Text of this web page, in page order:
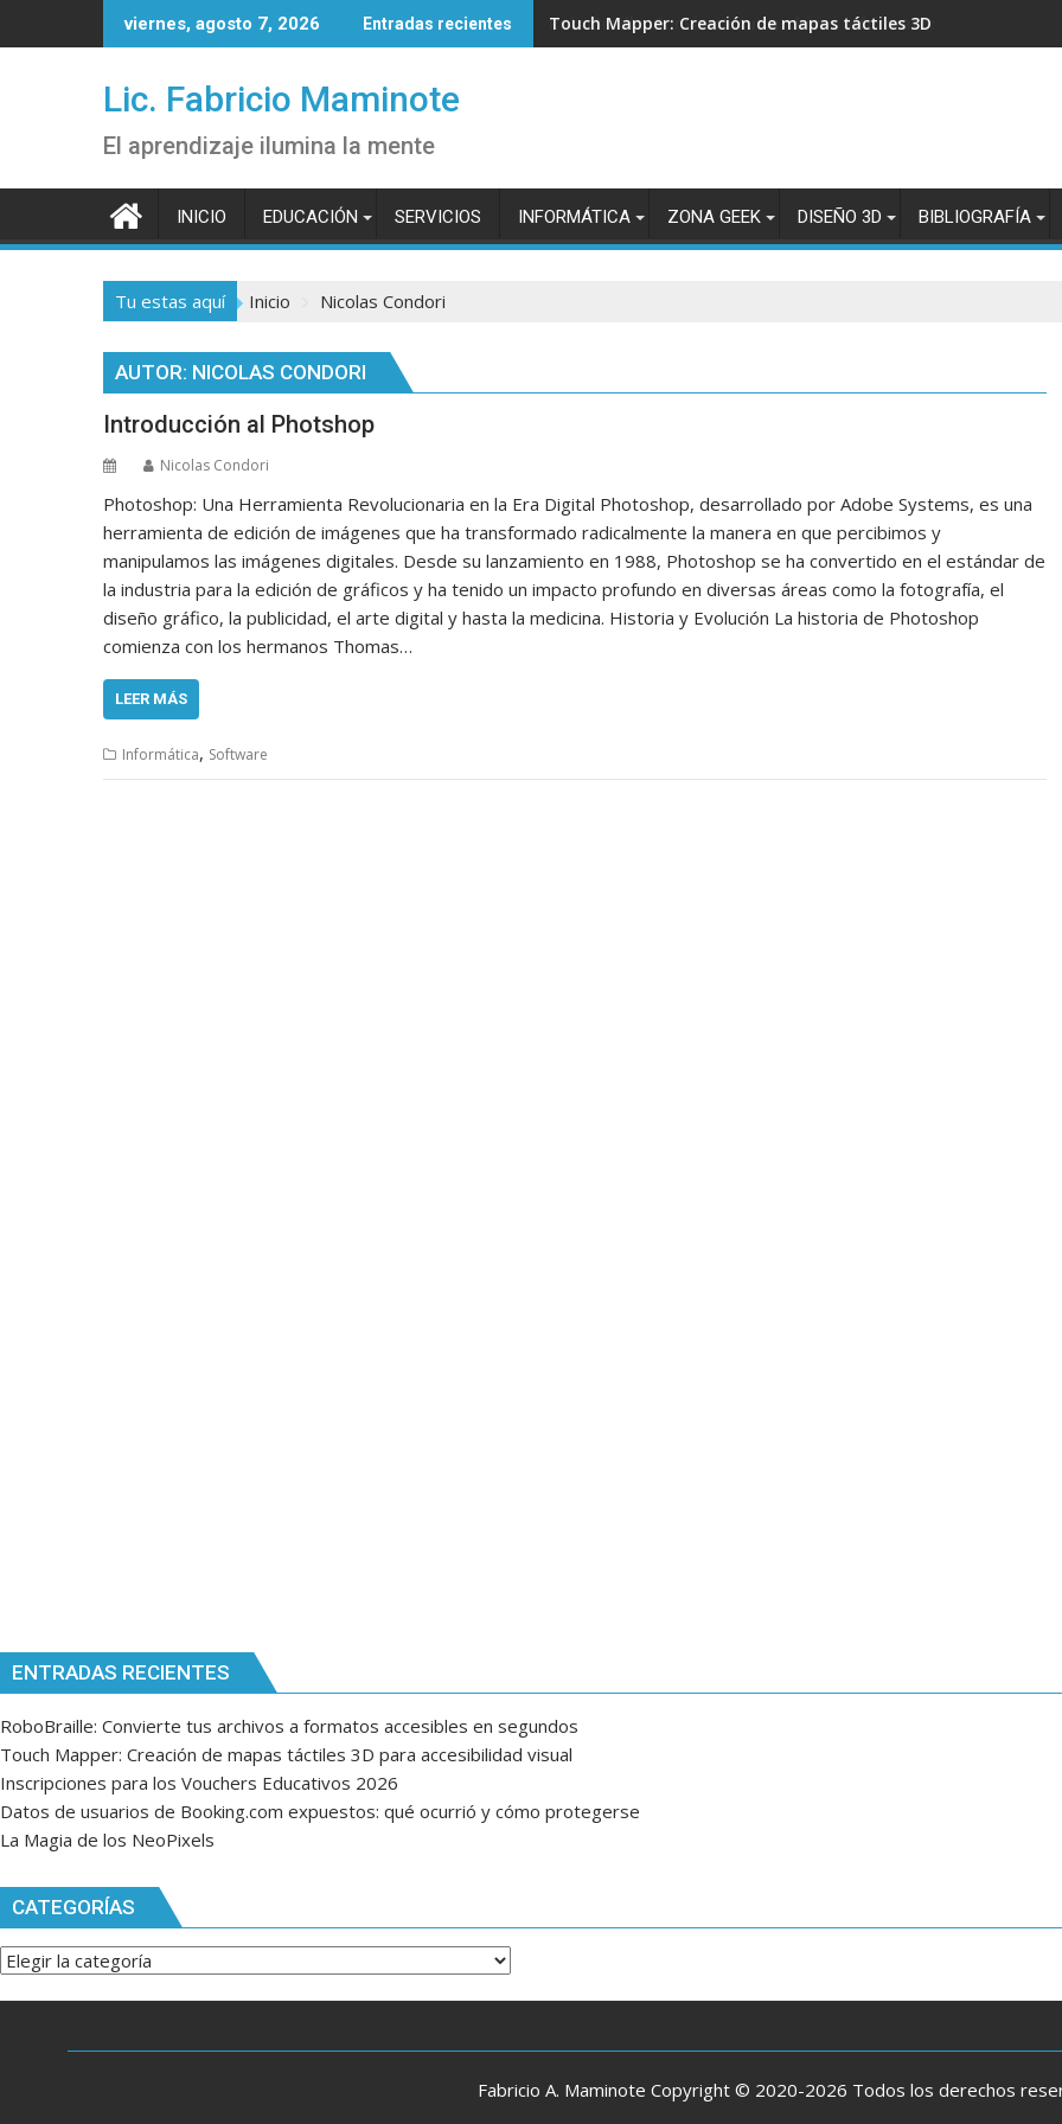
al
viernes, agosto 7, 2026 Entradas recientes Touch Mapper: Creación de mapas táctiles 3D para
Lic. Fabricio Maminote
El aprendizaje ilumina la mente
INICIO EDUCACIÓN SERVICIOS INFORMÁTICA ZONA GEEK DISEÑO 3D BIBLIOGRAFÍA
Tu estas aquí Inicio Nicolas Condori
AUTOR: NICOLAS CONDORI
Introducción al Photshop
Nicolas Condori
Photoshop: Una Herramienta Revolucionaria en la Era Digital Photoshop, desarrollado por Adobe Systems, es una
herramienta de edición de imágenes que ha transformado radicalmente la manera en que percibimos y
manipulamos las imágenes digitales. Desde su lanzamiento en 1988, Photoshop se ha convertido en el estándar de
la industria para la edición de gráficos y ha tenido un impacto profundo en diversas áreas como la fotografía, el
diseño gráfico, la publicidad, el arte digital y hasta la medicina. Historia y Evolución La historia de Photoshop
comienza con los hermanos Thomas…
LEER MÁS
Informática, Software
ENTRADAS RECIENTES
RoboBraille: Convierte tus archivos a formatos accesibles en segundos
Touch Mapper: Creación de mapas táctiles 3D para accesibilidad visual
Inscripciones para los Vouchers Educativos 2026
Datos de usuarios de Booking.com expuestos: qué ocurrió y cómo protegerse
La Magia de los NeoPixels
CATEGORÍAS
Categorías
Fabricio A. Maminote Copyright © 2020-2026 Todos los derechos